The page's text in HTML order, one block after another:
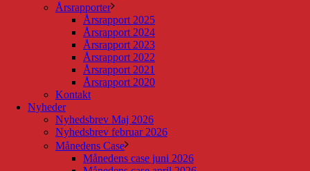
Årsrapporter
Årsrapport 2025
Årsrapport 2024
Årsrapport 2023
Årsrapport 2022
Årsrapport 2021
Årsrapport 2020
Kontakt
Nyheder
Nyhedsbrev Maj 2026
Nyhedsbrev februar 2026
Månedens Case
Månedens case juni 2026